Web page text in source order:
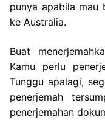
punya apabila mau
ke Australia.
Buat
Kamu perlu
Tunggu apalagi,
penerjemah
penerjemahan